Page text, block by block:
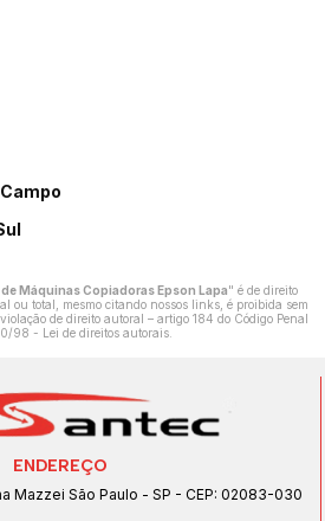
Campo
Máquinas Copiadoras Epson Lapa" é de direito
ou total, mesmo citando nossos links, é proibida sem
de direito autoral – artigo 184 do Código Penal
98 - Lei de direitos autorais.
ENDEREÇO
Mazzei São Paulo - SP - CEP: 02083-030